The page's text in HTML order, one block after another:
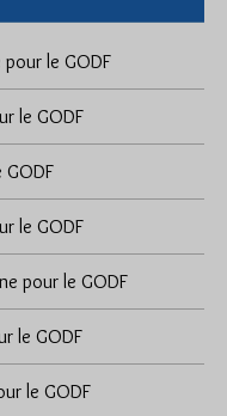
le GODF
le GODF
GODF
le GODF
pour le GODF
le GODF
le GODF